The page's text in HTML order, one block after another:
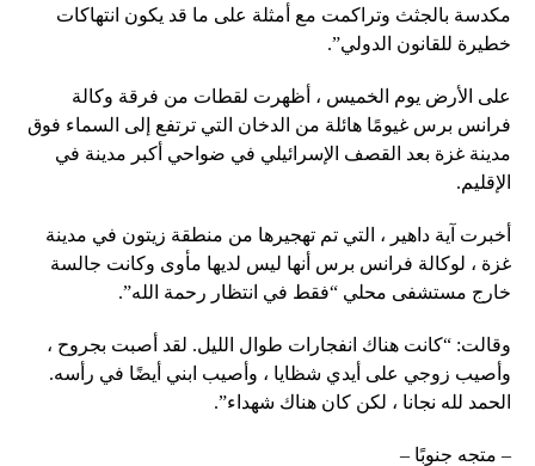
مكدسة بالجثث وتراكمت مع أمثلة على ما قد يكون انتهاكات
خطيرة للقانون الدولي”.
على الأرض يوم الخميس ، أظهرت لقطات من فرقة وكالة
فرانس برس غيومًا هائلة من الدخان التي ترتفع إلى السماء فوق
مدينة غزة بعد القصف الإسرائيلي في ضواحي أكبر مدينة في
الإقليم.
أخبرت آية داهير ، التي تم تهجيرها من منطقة زيتون في مدينة
غزة ، لوكالة فرانس برس أنها ليس لديها مأوى وكانت جالسة
خارج مستشفى محلي “فقط في انتظار رحمة الله”.
وقالت: “كانت هناك انفجارات طوال الليل. لقد أصبت بجروح ،
وأصيب زوجي على أيدي شظايا ، وأصيب ابني أيضًا في رأسه.
الحمد لله نجانا ، لكن كان هناك شهداء”.
– متجه جنوبًا –